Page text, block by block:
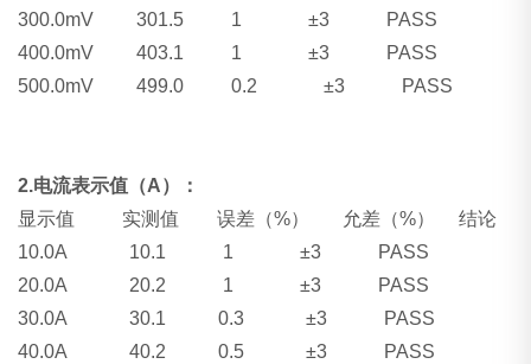
300.0mV 301.5 1 ±3 PASS
400.0mV 403.1 1 ±3 PASS
500.0mV 499.0 0.2 ±3 PASS
2.电流表示值（A）：
显示值 实测值 误差（%） 允差（%） 结论
10.0A 10.1 1 ±3 PASS
20.0A 20.2 1 ±3 PASS
30.0A 30.1 0.3 ±3 PASS
40.0A 40.2 0.5 ±3 PASS